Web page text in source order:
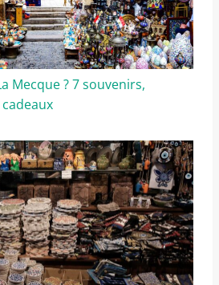
Mecque ? 7 souvenirs,